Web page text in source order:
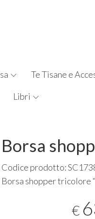
Te Tisane e
Libri
Borsa
Codice prodotto:
Borsa shopper tricolore
€